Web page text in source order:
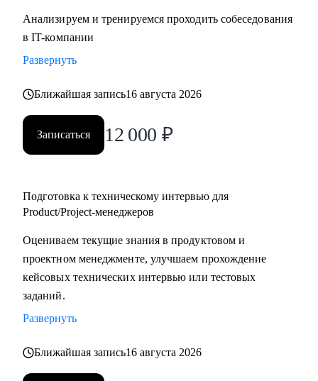
Анализируем и тренируемся проходить собеседования
в IT-компании
Развернуть
Ближайшая запись16 августа 2026
Записаться 12 000 ₽
Подготовка к техническому интервью для
Product/Project-менеджеров
Оцениваем текущие знания в продуктовом и
проектном менеджменте, улучшаем прохождение
кейсовых технических интервью или тестовых
заданий.
Развернуть
Ближайшая запись16 августа 2026